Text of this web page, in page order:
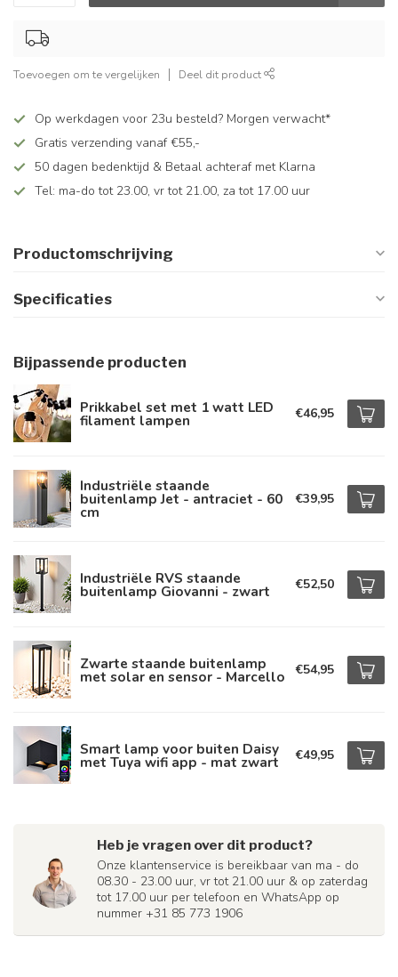
Toevoegen om te vergelijken Deel dit product
Op werkdagen voor 23u besteld? Morgen verwacht*
Gratis verzending vanaf €55,-
50 dagen bedenktijd & Betaal achteraf met Klarna
Tel: ma-do tot 23.00, vr tot 21.00, za tot 17.00 uur
Productomschrijving
Specificaties
Bijpassende producten
Prikkabel set met 1 watt LED
filament lampen €46,95
Industriële staande
buitenlamp Jet - antraciet - 60
cm
€39,95
Industriële RVS staande
buitenlamp Giovanni - zwart €52,50
Zwarte staande buitenlamp
met solar en sensor - Marcello €54,95
Smart lamp voor buiten Daisy
met Tuya wifi app - mat zwart €49,95
Heb je vragen over dit product?
Onze klantenservice is bereikbaar van ma - do
08.30 - 23.00 uur, vr tot 21.00 uur & op zaterdag
tot 17.00 uur per telefoon en WhatsApp op
nummer +31 85 773 1906